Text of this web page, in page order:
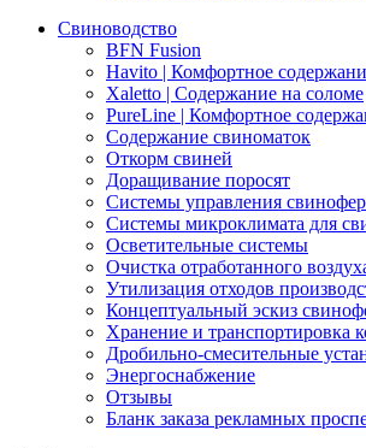
Свиноводство
BFN Fusion
Havito | Комфортное
Xaletto | Содержание на соломе
PureLine | Комфортное
Содержание свиноматок
Откорм свиней
Доращивание поросят
Системы управления
Системы микроклимата для
Осветительные системы
Очистка отработанного
Утилизация отходов
Концептуальный эскиз
Хранение и транспортировка
Дробильно-смесительные
Энергоснабжение
Отзывы
Бланк заказа рекламных